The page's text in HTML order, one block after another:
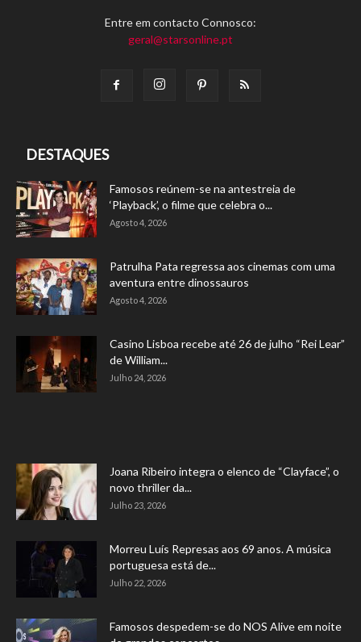
Entre em contacto Connosco:
geral@starsonline.pt
DESTAQUES
Famosos reúnem-se na antestreia de
‘Playback’, o filme que celebra o...
Agosto 4, 2026
Patrulha Pata regressa aos cinemas com uma
aventura entre dinossauros
Agosto 4, 2026
Casino Lisboa recebe até 26 de julho “Rei Lear”
de William...
Julho 24, 2026
Joana Ribeiro integra o elenco de “Clayface”, o
novo thriller da...
Julho 23, 2026
Morreu Luís Represas aos 69 anos. A música
portuguesa está de...
Julho 22, 2026
Famosos despedem-se do NOS Alive em noite